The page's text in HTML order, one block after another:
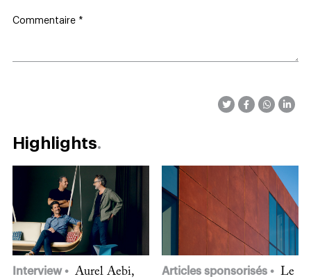
Commentaire *
Highlights
Interview
Aurel Aebi,
Articles sponsorisés
Le